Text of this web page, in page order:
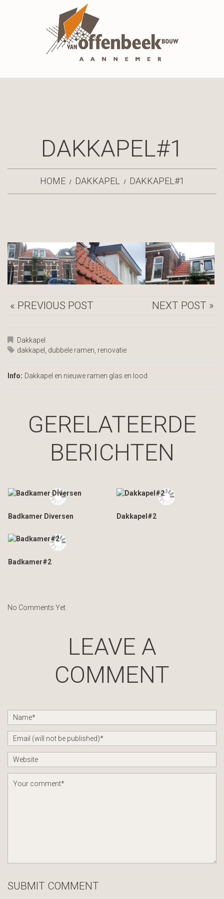
DAKKAPEL#1
HOME DAKKAPEL DAKKAPEL#1
« PREVIOUS POST NEXT POST »
Dakkapel
dakkapel , dubbele ramen, renovatie
Info: Dakkapel en nieuwe ramen glas en lood
GERELATEERDE
BERICHTEN
Badkamer Diversen Dakkapel#2
Badkamer#2
No Comments Yet.
LEAVE A
COMMENT